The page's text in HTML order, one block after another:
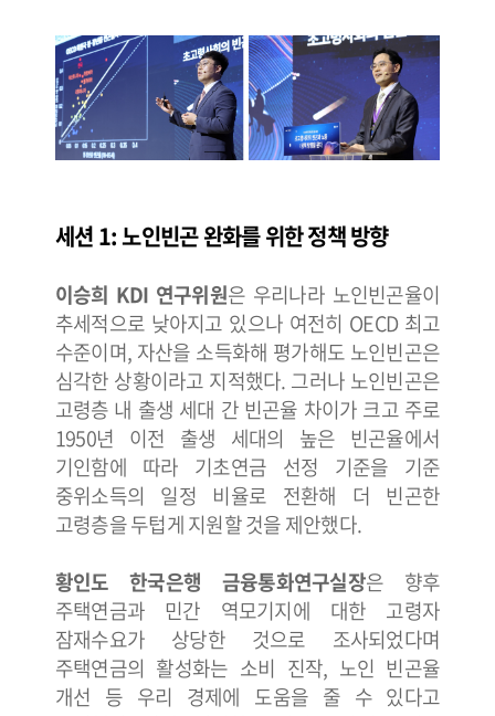
세션 1: 노인빈곤 완화를 위한 정책 방향
이승희 KDI 연구위원은 우리나라 노인빈곤율이
추세적으로 낮아지고 있으나 여전히 OECD 최고
수준이며, 자산을 소득화해 평가해도 노인빈곤은
심각한 상황이라고 지적했다. 그러나 노인빈곤은
고령층 내 출생 세대 간 빈곤율 차이가 크고 주로
1950년 이전 출생 세대의 높은 빈곤율에서
기인함에 따라 기초연금 선정 기준을 기준
중위소득의 일정 비율로 전환해 더 빈곤한
고령층을 두텁게 지원할 것을 제안했다.
황인도 한국은행 금융통화연구실장은 향후
주택연금과 민간 역모기지에 대한 고령자
잠재수요가 상당한 것으로 조사되었다며
주택연금의 활성화는 소비 진작, 노인 빈곤율
개선 등 우리 경제에 도움을 줄 수 있다고